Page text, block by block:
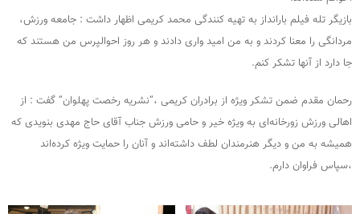
بازیگر تله فیلم بارانداز به تهیه کنندگی محمد کریمی اظهار داشت : جامعه ورزش،
مردانگی را معنا کردند و به من امید واری دادند و هر روز احوالپرس من هستند که
جا دارد از آنها تشکر کنم.
رحمان مقدم ضمن تشکر ویژه از برادران کریمی ،”نشریه رخصت پهلوان” گفت : از
اهالی ورزش زورخانه‌ای به ویژه خیر و حامی ورزش جناب آقای حاج مهدی بنویدی که
همیشه به من و دیگر هنرمندان لطف داشته‌اند و آنان را حمایت ویژه کرده‌اند
،سپاس فراوان دارم.